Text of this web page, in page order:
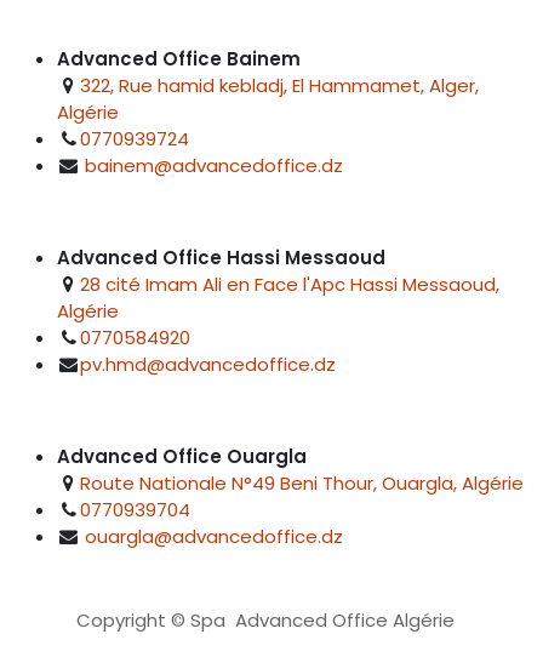
Advanced Office Bainem
322, Rue hamid kebladj, El Hammamet, Alger,
Algérie
0770939724
bainem@advancedoffice.dz
Advanced Office Hassi Messaoud
28 cité Imam Ali en Face l'Apc Hassi Messaoud,
Algérie
0770584920
pv.hmd@advancedoffice.dz
Advanced Office Ouargla
Route Nationale N°49 Beni Thour, Ouargla, Algérie
0770939704
ouargla@advancedoffice.dz
Copyright © Spa Advanced Office Algérie